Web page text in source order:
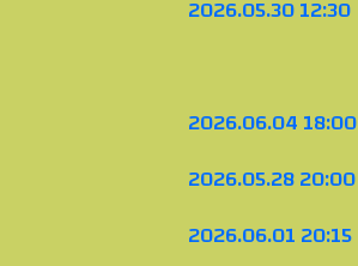
2026.05.30 12:30
2026.06.04 18:00
2026.05.28 20:00
2026.06.01 20:15